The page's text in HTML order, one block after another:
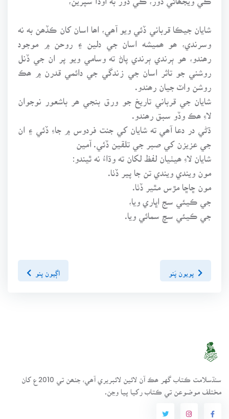
شايان جيڪا قرباني ڏئي ويو آھي، اھا اسان کان ڪڏھن به نه
وسرندي، ھو ھميشه اسان جي دلين ۽ روحن ۾ موجود
رھندو، ھو ٻرندي ٻرندي پاڻ ته وسامي ويو پر ان جي ڏنل
روشني جو تاثر اسان جي زندگي جي دائمي قدرن ۾ ھڪ
روشن واٽ جيان رھندو.
شايان جي قرباني تاريخ جو ورق بنجي ھر باشعور نوجوان
لاءِ ھڪ وڏو سبق رھندو.
ڌڻي در دعا آھي ته شايان کي جنت فردوس ۾ جاءِ ڏئي ۽ ان
جي عزيزن کي صبر جي تلقين ڏئي. آمين
شايان لاءِ ھيٺيان لفظ لکان ته وڌاءُ نه ٿيندو:
مون ويندي ويندي تن جا پير ڏٺا.
مون ڇاڇا مڙس مٿير ڏٺا.
جي ڪيئي سج اڀاري ويا،
جي ڪيئي سچ سمائي ويا.
پويون پَنو اڳيون پنو
سنڌسلامت ڪتاب گهر ھڪ آن لائين لائبريري آھي، جنھن تي 2010ع کان
مختلف موضوعن تي ڪتاب رکيا پيا وڃن.